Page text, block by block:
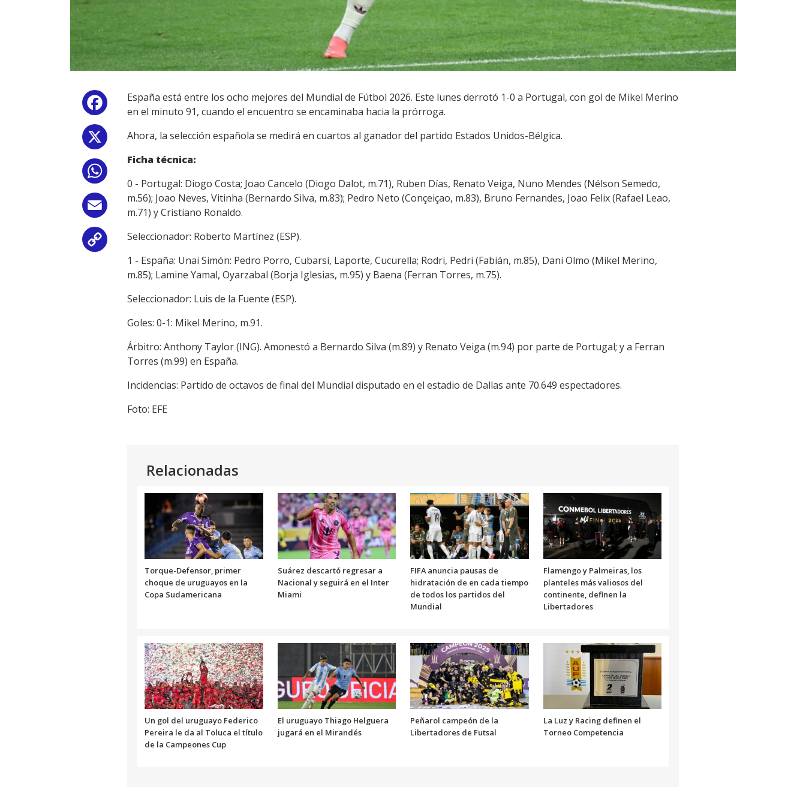
Facebook
Email
Copy
España está entre los ocho mejores del Mundial de Fútbol 2026. Este lunes derrotó 1-0 a Portugal, con gol de Mikel Merino
en el minuto 91, cuando el encuentro se encaminaba hacia la prórroga.
Ahora, la selección española se medirá en cuartos al ganador del partido Estados Unidos-Bélgica.
Ficha técnica:
0 - Portugal: Diogo Costa; Joao Cancelo (Diogo Dalot, m.71), Ruben Días, Renato Veiga, Nuno Mendes (Nélson Semedo,
m.56); Joao Neves, Vitinha (Bernardo Silva, m.83); Pedro Neto (Conçeiçao, m.83), Bruno Fernandes, Joao Felix (Rafael Leao,
m.71) y Cristiano Ronaldo.
Seleccionador: Roberto Martínez (ESP).
1 - España: Unai Simón: Pedro Porro, Cubarsí, Laporte, Cucurella; Rodri, Pedri (Fabián, m.85), Dani Olmo (Mikel Merino,
m.85); Lamine Yamal, Oyarzabal (Borja Iglesias, m.95) y Baena (Ferran Torres, m.75).
Seleccionador: Luis de la Fuente (ESP).
Goles: 0-1: Mikel Merino, m.91.
Árbitro: Anthony Taylor (ING). Amonestó a Bernardo Silva (m.89) y Renato Veiga (m.94) por parte de Portugal; y a Ferran
Torres (m.99) en España.
Incidencias: Partido de octavos de final del Mundial disputado en el estadio de Dallas ante 70.649 espectadores.
Foto: EFE
Relacionadas
Torque-Defensor, primer
choque de uruguayos en la
Copa Sudamericana
Suárez descartó regresar a
Nacional y seguirá en el Inter
Miami
FIFA anuncia pausas de
hidratación de en cada tiempo
de todos los partidos del
Mundial
Flamengo y Palmeiras, los
planteles más valiosos del
continente, definen la
Libertadores
Un gol del uruguayo Federico
Pereira le da al Toluca el título
de la Campeones Cup
El uruguayo Thiago Helguera
jugará en el Mirandés
Peñarol campeón de la
Libertadores de Futsal
La Luz y Racing definen el
Torneo Competencia